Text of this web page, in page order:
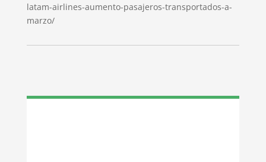
latam-airlines-aumento-pasajeros-transportados-a-
marzo/